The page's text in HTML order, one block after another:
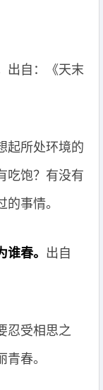
出自：《天末
起所处环境的
吃饱？有没有
事情。
春。 出自
忍受相思之
春。